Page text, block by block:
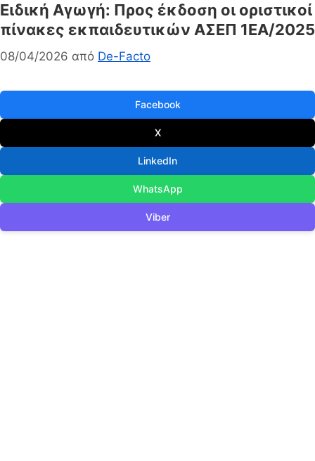
Ειδική Αγωγή: Προς έκδοση οι οριστικοί
πίνακες εκπαιδευτικών ΑΣΕΠ 1ΕΑ/2025
08/04/2026 από De-Facto
Facebook
X
LinkedIn
WhatsApp
Viber